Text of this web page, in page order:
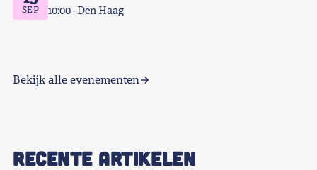
SEP 10:00 Den Haag
Bekijk alle evenementen
RECENTE ARTIKELEN